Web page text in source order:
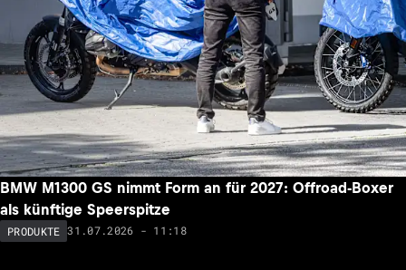
BMW M1300 GS nimmt Form an für 2027: Offroad-Boxer
als künftige Speerspitze
PRODUKTE 31.07.2026 - 11:18